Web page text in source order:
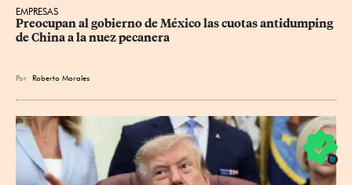
EMPRESAS
Preocupan al gobierno de México las cuotas antidumping
de China a la nuez pecanera
Por Roberto Morales